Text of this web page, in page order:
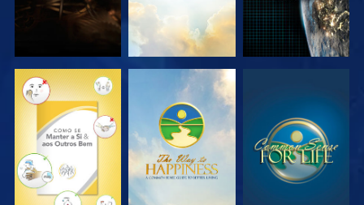
VER VER VER